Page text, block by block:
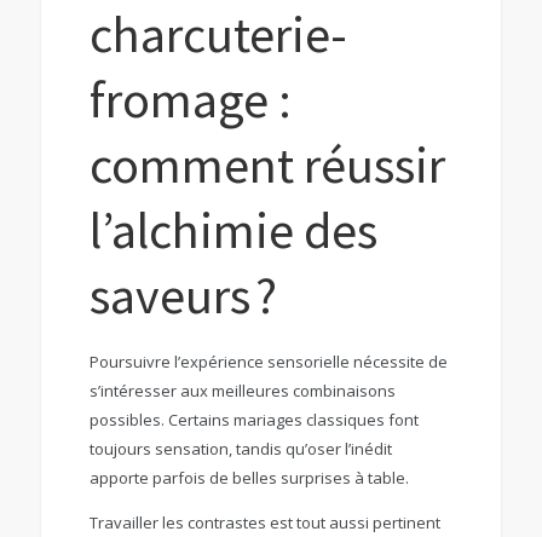
charcuterie-
fromage :
comment réussir
l’alchimie des
saveurs ?
Poursuivre l’expérience sensorielle nécessite de
s’intéresser aux meilleures combinaisons
possibles. Certains mariages classiques font
toujours sensation, tandis qu’oser l’inédit
apporte parfois de belles surprises à table.
Travailler les contrastes est tout aussi pertinent